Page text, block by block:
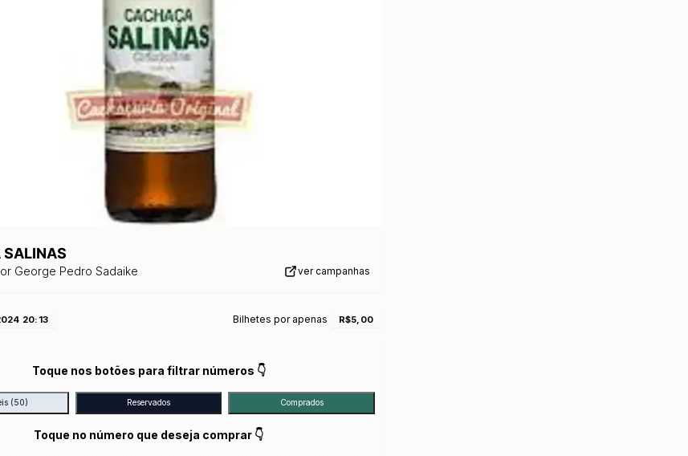
George Pedro Sadaike ver campanhas
20:13 Bilhetes por apenas R$5,00
Toque nos botões para filtrar números 👇
(50) Reservados Comprados
Toque no número que deseja comprar 👇